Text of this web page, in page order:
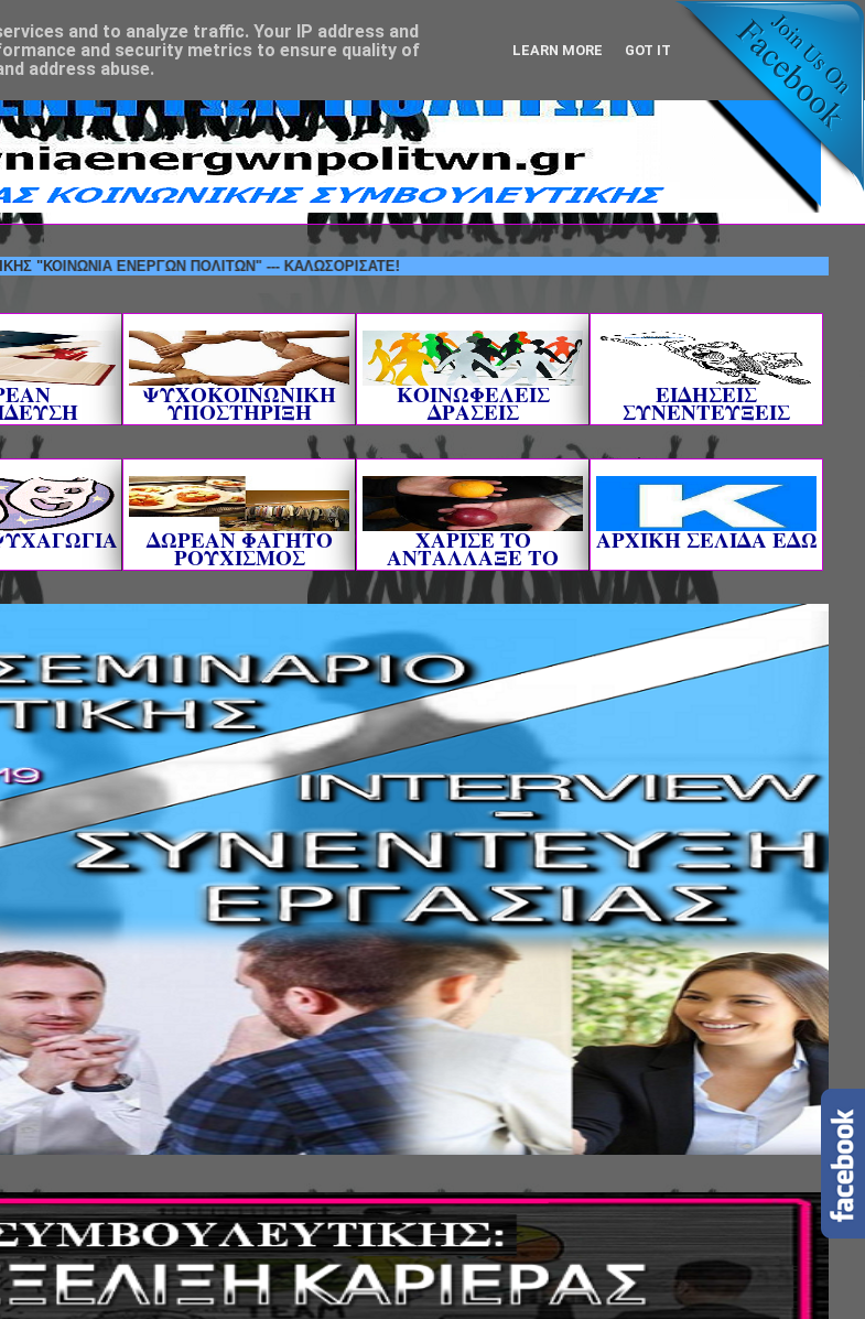
ΕΝΕΡΓΩΝ ΠΟΛΙΤΩΝ" --- ΚΑΛΩΣΟΡΙΣΑΤΕ!
ΨΥΧΟΚΟΙΝΩΝΙΚΗ
ΥΠΟΣΤΗΡΙΞΗ
ΚΟΙΝΩΦΕΛΕΙΣ
ΔΡΑΣΕΙΣ
ΕΙΔΗΣΕΙΣ
ΣΥΝΕΝΤΕΥΞΕΙΣ
ΔΩΡΕΑΝ ΦΑΓΗΤΟ
ΡΟΥΧΙΣΜΟΣ
ΧΑΡΙΣΕ ΤΟ
ΑΝΤΑΛΛΑΞΕ ΤΟ
AΡΧΙΚΗ ΣΕΛΙΔΑ ΕΔΩ
and to analyze traffic. Your IP address and
and security metrics to ensure quality of
address abuse.
LEARN MORE GOT IT